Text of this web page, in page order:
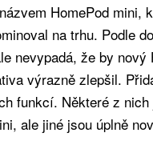
HomePod mini,
na trhu. Podle
nevypadá, že by nový
výrazně zlepšil.
funkcí. Některé z
ale jiné jsou úplně